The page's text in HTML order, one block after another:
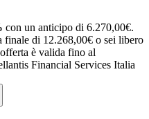
con un anticipo di 6.270,00€.
finale di 12.268,00€ o sei libero
è valida fino al
Financial Services Italia